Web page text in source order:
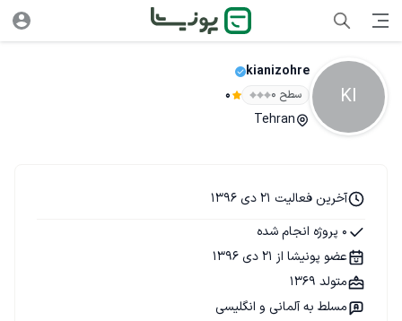
KI
kianizohre
سطح ۰ 0
Tehran
آخرین فعالیت 21 دی 1396
0 پروژه انجام شده
عضو پونیشا از 21 دی 1396
متولد 1369
مسلط به آلمانی و انگلیسی